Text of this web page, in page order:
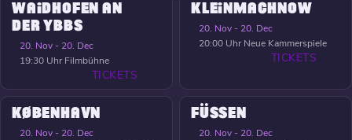
WAIDHOFEN AN
DER YBBS
20. Nov - 20. Dec
19:30 Uhr Filmbühne
TICKETS
KLEINMACHNOW
20. Nov - 20. Dec
20:00 Uhr Neue Kammerspiele
TICKETS
KØBENHAVN
20. Nov - 20. Dec
FÜSSEN
20. Nov - 20. Dec